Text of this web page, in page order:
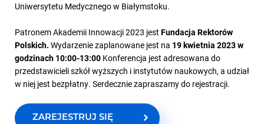
Uniwersytetu Medycznego w Białymstoku.
Patronem Akademii Innowacji 2023 jest Fundacja Rektorów
Polskich. Wydarzenie zaplanowane jest na 19 kwietnia 2023 w
godzinach 10:00-13:00 Konferencja jest adresowana do
przedstawicieli szkół wyższych i instytutów naukowych, a udział
w niej jest bezpłatny. Serdecznie zapraszamy do rejestracji.
ZAREJESTRUJ SIĘ